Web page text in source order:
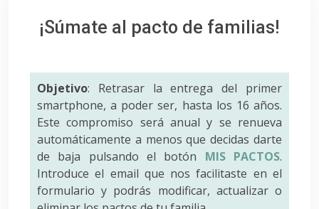
¡Súmate al pacto de familias!
Objetivo: Retrasar la entrega del primer
smartphone, a poder ser, hasta los 16 años.
Este compromiso será anual y se renueva
automáticamente a menos que decidas darte
de baja pulsando el botón MIS PACTOS.
Introduce el email que nos facilitaste en el
formulario y podrás modificar, actualizar o